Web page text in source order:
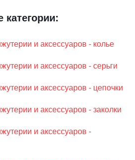
категории:
и аксессуаров - колье
и аксессуаров - серьги
и аксессуаров - цепочки
и аксессуаров - заколки
и аксессуаров -